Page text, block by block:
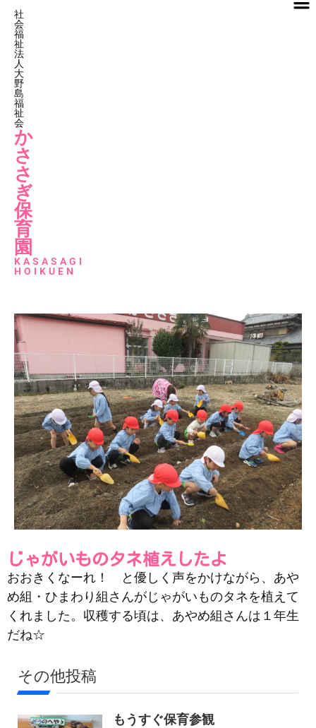
社
会
福
祉
法
人
大
野
島
福
祉
会
か
さ
さ
ぎ
保
育
園
KASASAGI
HOIKUEN
じゃがいものタネ植えしたよ
おおきくなーれ！ と優しく声をかけながら、あや
め組・ひまわり組さんがじゃがいものタネを植えて
くれました。収穫する頃は、あやめ組さんは１年生
だね☆
その他投稿
もうすぐ保育参観